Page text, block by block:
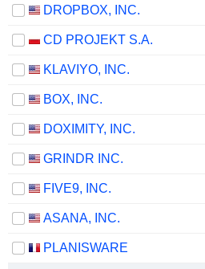
DROPBOX, INC.
CD PROJEKT S.A.
KLAVIYO, INC.
BOX, INC.
DOXIMITY, INC.
GRINDR INC.
FIVE9, INC.
ASANA, INC.
PLANISWARE